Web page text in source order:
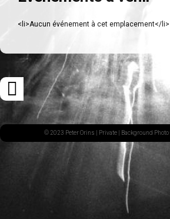
<li>Aucun événement à cet emplacement</li>
Navigation
des
articles
ARTICLE
PRÉCÉDENT© 2023 Peter Orins | Private | Background